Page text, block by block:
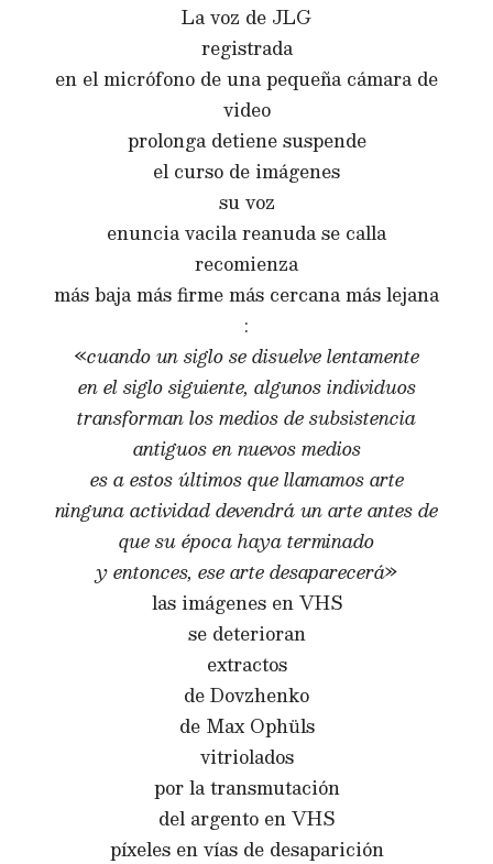
La voz de JLG
registrada
en el micrófono de una pequeña cámara de
video
prolonga detiene suspende
el curso de imágenes
su voz
enuncia vacila reanuda se calla
recomienza
más baja más firme más cercana más lejana
:
«cuando un siglo se disuelve lentamente
en el siglo siguiente, algunos individuos
transforman los medios de subsistencia
antiguos en nuevos medios
es a estos últimos que llamamos arte
ninguna actividad devendrá un arte antes de
que su época haya terminado
y entonces, ese arte desaparecerá»
las imágenes en VHS
se deterioran
extractos
de Dovzhenko
de Max Ophüls
vitriolados
por la transmutación
del argento en VHS
píxeles en vías de desaparición